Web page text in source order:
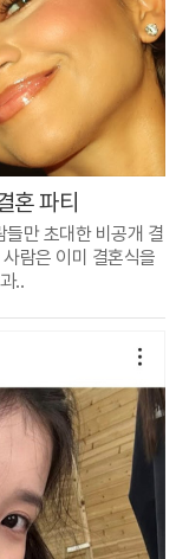
혼 파티
만 초대한 비공개 결
람은 이미 결혼식을
..